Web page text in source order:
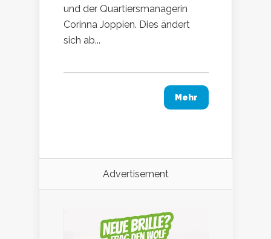
und der Quartiersmanagerin
Corinna Joppien. Dies ändert
sich ab...
Mehr
Advertisement